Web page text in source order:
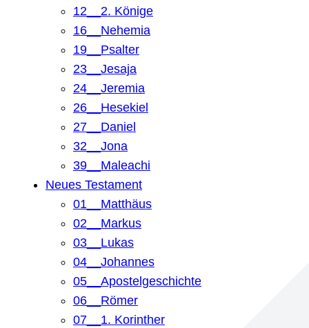
12__2. Könige
16__Nehemia
19__Psalter
23__Jesaja
24__Jeremia
26__Hesekiel
27__Daniel
32__Jona
39__Maleachi
Neues Testament
01__Matthäus
02__Markus
03__Lukas
04__Johannes
05__Apostelgeschichte
06__Römer
07__1. Korinther